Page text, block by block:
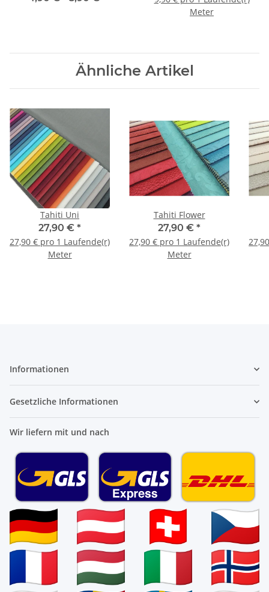
Meter
Ähnliche Artikel
Tahiti Uni
27,90 € *
27,90 € pro 1 Laufende(r)
Meter
Tahiti Flower
27,90 € *
27,90 € pro 1 Laufende(r)
Meter
Informationen
Gesetzliche Informationen
Wir liefern mit und nach